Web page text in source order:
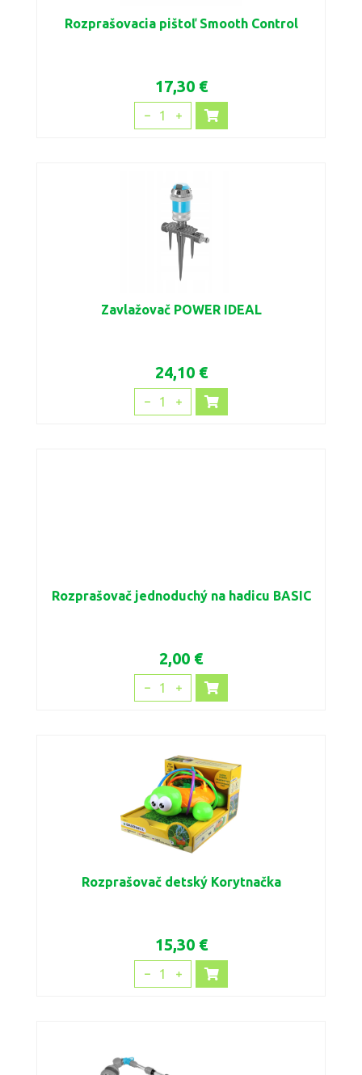
Rozprašovacia pištoľ Smooth Control
17,30 €
1
Zavlažovač POWER IDEAL
24,10 €
1
Rozprašovač jednoduchý na hadicu BASIC
2,00 €
1
Rozprašovač detský Korytnačka
15,30 €
1